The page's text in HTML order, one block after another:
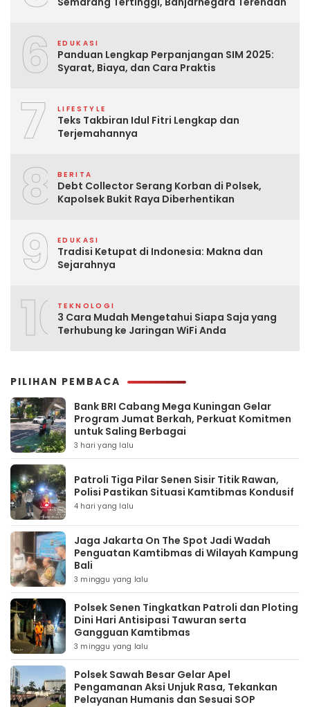
6 EDUKASI
Panduan Lengkap Perpanjangan SIM 2025:
Syarat, Biaya, dan Cara Praktis
7 LIFESTYLE
Teks Takbiran Idul Fitri Lengkap dan
Terjemahannya
8 BERITA
Debt Collector Serang Korban di Polsek,
Kapolsek Bukit Raya Diberhentikan
9 EDUKASI
Tradisi Ketupat di Indonesia: Makna dan
Sejarahnya
10TEKNOLOGI
3 Cara Mudah Mengetahui Siapa Saja yang
Terhubung ke Jaringan WiFi Anda
PILIHAN PEMBACA
Bank BRI Cabang Mega Kuningan Gelar
Program Jumat Berkah, Perkuat Komitmen
untuk Saling Berbagai
3 hari yang lalu
Patroli Tiga Pilar Senen Sisir Titik Rawan,
Polisi Pastikan Situasi Kamtibmas Kondusif
4 hari yang lalu
Jaga Jakarta On The Spot Jadi Wadah
Penguatan Kamtibmas di Wilayah Kampung
Bali
3 minggu yang lalu
Polsek Senen Tingkatkan Patroli dan Ploting
Dini Hari Antisipasi Tawuran serta
Gangguan Kamtibmas
3 minggu yang lalu
Polsek Sawah Besar Gelar Apel
Pengamanan Aksi Unjuk Rasa, Tekankan
Pelayanan Humanis dan Sesuai SOP